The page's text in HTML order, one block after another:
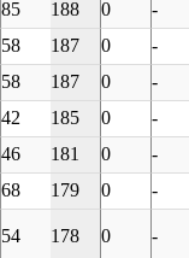
85 188 0 -
58 187 0 -
58 187 0 -
42 185 0 -
46 181 0 -
68 179 0 -
54 178 0 -